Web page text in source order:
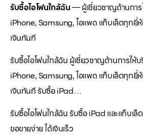
รับซื้อไอโฟนใกล้ฉัน— ผู้เชี่ยวชาญด้านกา
iPhone, Samsung, ไอแพด แท็บเล็ตทุกยี่
เงินทันที
รับซื้อไอโฟนใกล้ฉัน ผู้เชี่ยวชาญด้านการให้
iPhone, Samsung, ไอแพด แท็บเล็ตทุกยี่
เงินทันที รับซื้อ iPad…
รับซื้อไอโฟนใกล้ฉัน รับซื้อ iPad และแท็บ
ขอขายง่าย ได้เงินเร็ว